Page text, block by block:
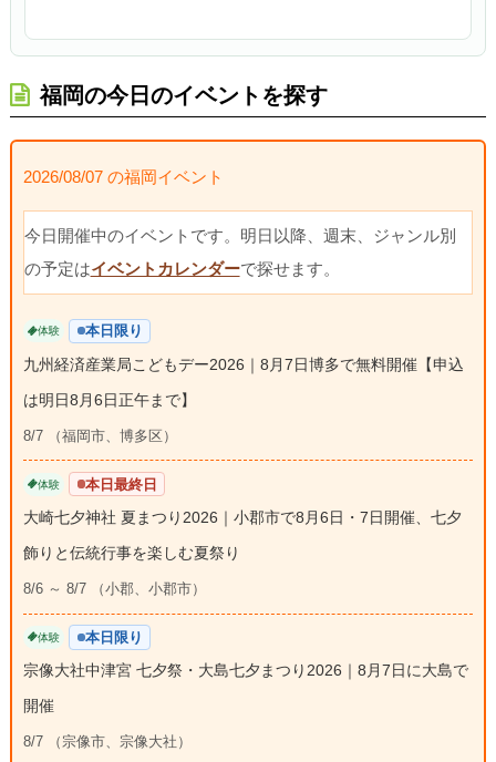
福岡の今日のイベントを探す
2026/08/07 の福岡イベント
今日開催中のイベントです。明日以降、週末、ジャンル別
の予定はイベントカレンダーで探せます。
体験 本日限り
九州経済産業局こどもデー2026｜8月7日博多で無料開催【申込
は明日8月6日正午まで】
8/7 （福岡市、博多区）
体験 本日最終日
大崎七夕神社 夏まつり2026｜小郡市で8月6日・7日開催、七夕
飾りと伝統行事を楽しむ夏祭り
8/6 ～ 8/7 （小郡、小郡市）
体験 本日限り
宗像大社中津宮 七夕祭・大島七夕まつり2026｜8月7日に大島で
開催
8/7 （宗像市、宗像大社）